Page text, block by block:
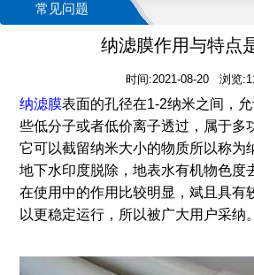
常见问题
纳滤膜作用与特点
时间:2021-08-20 浏览
纳滤膜表面的孔径在1-2纳米之间，
些低分子或者低价离子透过，属于多
它可以截留纳米大小的物质所以称为
地下水印度脱除，地表水有机物色度
在使用中的作用比较明显，斌且具有
以更稳定运行，所以被广大用户采纳。